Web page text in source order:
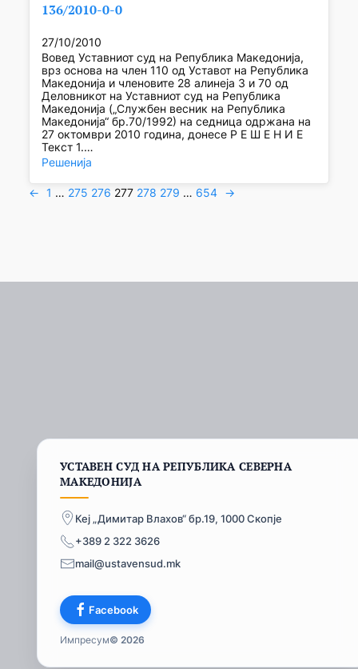
136/2010-0-0
27/10/2010
Вовед Уставниот суд на Република Македонија,
врз основа на член 110 од Уставот на Република
Македонија и членовите 28 алинеја 3 и 70 од
Деловникот на Уставниот суд на Република
Македонија („Службен весник на Република
Македонија“ бр.70/1992) на седница одржана на
27 октомври 2010 година, донесе Р Е Ш Е Н И Е
Текст 1.…
Решенија
← 1 … 275 276 277 278 279 … 654 →
УСТАВЕН СУД НА РЕПУБЛИКА СЕВЕРНА
МАКЕДОНИЈА
Кеј „Димитар Влахов“ бр.19, 1000 Скопје
+389 2 322 3626
mail@ustavensud.mk
Facebook
Импресум© 2026